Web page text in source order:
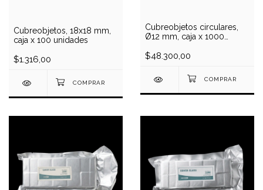
Cubreobjetos, 18x18 mm,
caja x 100 unidades
$1.316,00
Cubreobjetos circulares,
Ø12 mm, caja x 1000
$48.300,00